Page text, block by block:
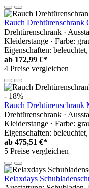
Rauch Drehtürenschrank
Drehtürenschrank ·
Kleiderstange · Farbe:
Eigenschaften:
ab 172,99 €*
4 Preise vergleichen
- 18%
Rauch Drehtürenschrank
Drehtürenschrank ·
Kleiderstange · Farbe:
Eigenschaften:
ab 475,51 €*
5 Preise vergleichen
Relaxdays